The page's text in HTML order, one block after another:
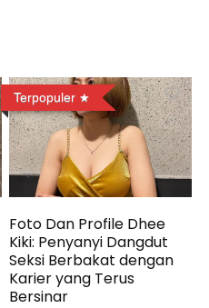
Terpopuler
Foto Dan Profile Dhee
Kiki: Penyanyi Dangdut
Seksi Berbakat dengan
Karier yang Terus
Bersinar